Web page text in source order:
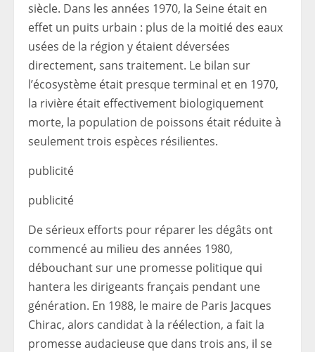
siècle. Dans les années 1970, la Seine était en
effet un puits urbain : plus de la moitié des eaux
usées de la région y étaient déversées
directement, sans traitement. Le bilan sur
l’écosystème était presque terminal et en 1970,
la rivière était effectivement biologiquement
morte, la population de poissons était réduite à
seulement trois espèces résilientes.
publicité
publicité
De sérieux efforts pour réparer les dégâts ont
commencé au milieu des années 1980,
débouchant sur une promesse politique qui
hantera les dirigeants français pendant une
génération. En 1988, le maire de Paris Jacques
Chirac, alors candidat à la réélection, a fait la
promesse audacieuse que dans trois ans, il se